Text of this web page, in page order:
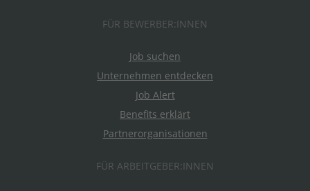
FÜR BEWERBER:INNEN
Job suchen
Unternehmen entdecken
Job Alert
Benefits erklärt
Partnerorganisationen
FÜR ARBEITGEBER:INNEN